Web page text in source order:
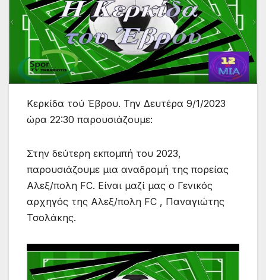
Κερκίδα τού Έβρου. Την Δευτέρα 9/1/2023
ώρα 22:30 παρουσιάζουμε:
Στην δεύτερη εκπομπή του 2023,
παρουσιάζουμε μια αναδρομή της πορείας
Αλεξ/πολη FC. Είναι μαζί μας ο Γενικός
αρχηγός της Αλεξ/πολη FC , Παναγιώτης
Τσολάκης.